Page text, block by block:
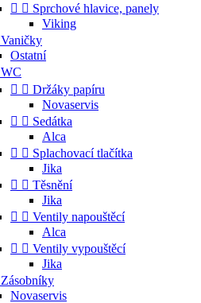
  Sprchové hlavice, panely
Viking
Vaničky
Ostatní
WC
  Držáky papíru
Novaservis
  Sedátka
Alca
  Splachovací tlačítka
Jika
  Těsnění
Jika
  Ventily napouštěcí
Alca
  Ventily vypouštěcí
Jika
Zásobníky
Novaservis